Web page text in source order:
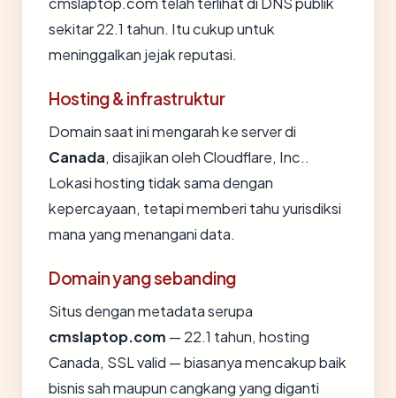
sekitar 22.1 tahun. Itu cukup untuk
meninggalkan jejak reputasi.
Hosting & infrastruktur
Domain saat ini mengarah ke server di
Canada, disajikan oleh Cloudflare, Inc..
Lokasi hosting tidak sama dengan
kepercayaan, tetapi memberi tahu yurisdiksi
mana yang menangani data.
Domain yang sebanding
Situs dengan metadata serupa
cmslaptop.com — 22.1 tahun, hosting
Canada, SSL valid — biasanya mencakup baik
bisnis sah maupun cangkang yang diganti